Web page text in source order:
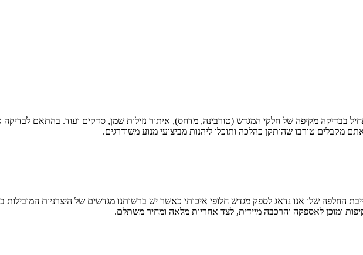
בבדיקה מקיפה של חלקי המגדש (טורבינה, מדחס), איתור נזילות שמן, סדקים ועוד. בהתאם לבדיקה
מקבלים טורבו שהותקן כהלכה ותוכלו ליהנות מביצועי מנוע משודרגים.
שלו אנו נדאג לספק מגדש חלופי איכותי כאשר יש ברשותנו מגדשים של היצרניות המובילות
ומוכן לאספקה והרכבה מיידית, לצד אחריות מלאה ומחיר משתלם.